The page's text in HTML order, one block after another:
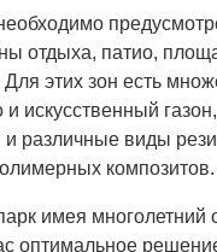
отдыха, патио,
этих зон есть
искусственный
и различные виды
композитов.
имея многолетний
оптимальное